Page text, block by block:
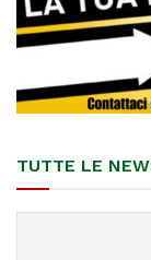
TUTTE LE